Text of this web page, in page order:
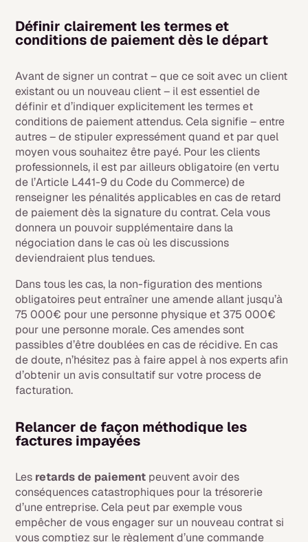
Définir clairement les termes et
conditions de paiement dès le départ
Avant de signer un contrat – que ce soit avec un client
existant ou un nouveau client – il est essentiel de
définir et d’indiquer explicitement les termes et
conditions de paiement attendus. Cela signifie – entre
autres – de stipuler expressément quand et par quel
moyen vous souhaitez être payé. Pour les clients
professionnels, il est par ailleurs obligatoire (en vertu
de l’Article L441-9 du Code du Commerce) de
renseigner les pénalités applicables en cas de retard
de paiement dès la signature du contrat. Cela vous
donnera un pouvoir supplémentaire dans la
négociation dans le cas où les discussions
deviendraient plus tendues.
Dans tous les cas, la non-figuration des mentions
obligatoires peut entraîner une amende allant jusqu’à
75 000€ pour une personne physique et 375 000€
pour une personne morale. Ces amendes sont
passibles d’être doublées en cas de récidive. En cas
de doute, n’hésitez pas à faire appel à nos experts afin
d’obtenir un avis consultatif sur votre process de
facturation.
Relancer de façon méthodique les
factures impayées
Les retards de paiement peuvent avoir des
conséquences catastrophiques pour la trésorerie
d’une entreprise. Cela peut par exemple vous
empêcher de vous engager sur un nouveau contrat si
vous comptiez sur le règlement d’une commande